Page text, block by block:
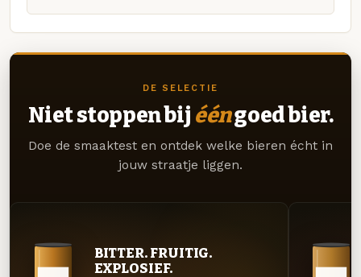
DE SELECTIE
Niet stoppen bij ééngoed bier.
Doe de smaaktest en ontdek welke bieren écht in
jouw straatje liggen.
BITTER. FRUITIG.
EXPLOSIEF.